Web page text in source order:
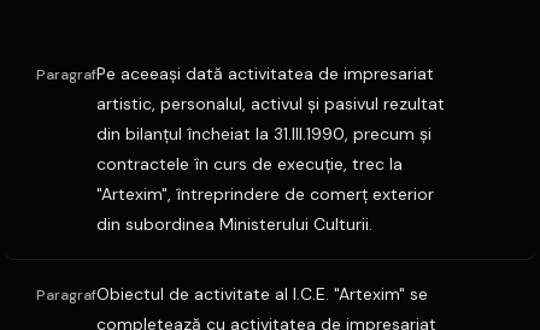
ParagrafPe aceeaşi dată activitatea de impresariat
artistic, personalul, activul şi pasivul rezultat
din bilanţul încheiat la 31.III.1990, precum şi
contractele în curs de execuţie, trec la
"Artexim", întreprindere de comerţ exterior
din subordinea Ministerului Culturii.
ParagrafObiectul de activitate al I.C.E. "Artexim" se
completează cu activitatea de impresariat